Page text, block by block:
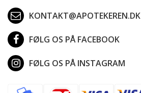
KONTAKT@APOTEKEREN.DK
FØLG OS PÅ FACEBOOK
FØLG OS PÅ INSTAGRAM